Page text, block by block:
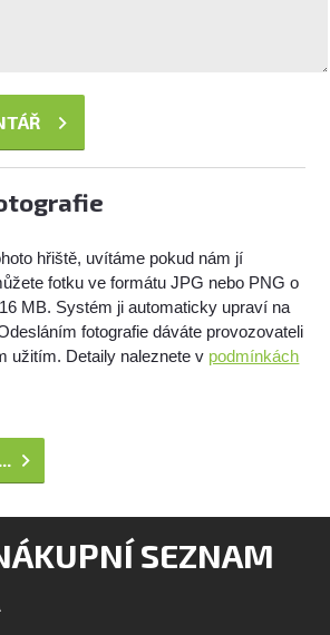
hřiště, uvítáme pokud nám jí
fotku ve formátu JPG nebo PNG o
MB. Systém ji automaticky upraví na
fotografie dáváte provozovateli
užitím. Detaily naleznete v podmínkách
SEZNAM